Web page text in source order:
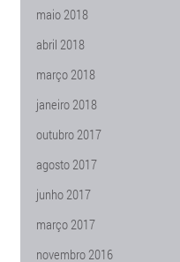
maio 2018
abril 2018
março 2018
janeiro 2018
outubro 2017
agosto 2017
junho 2017
março 2017
novembro 2016